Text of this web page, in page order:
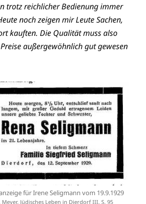
trotz reichlicher Bedienung immer
noch zeigen mir Leute Sachen,
kauften. Die Qualität muss also
außergewöhnlich gut gewesen
für Irene Seligmann vom 19.9.1929
Meyer, Jüdisches Leben in Dierdorf III, S. 95